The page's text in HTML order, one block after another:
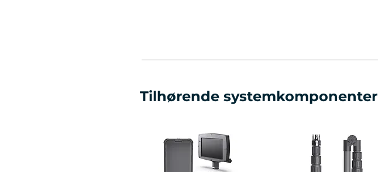
Tilhørende systemkomponenter